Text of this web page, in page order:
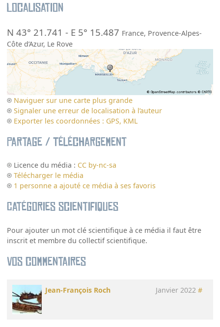
Localisation
N 43° 21.741 - E 5° 15.487 France, Provence-Alpes-
Côte d’Azur, Le Rove
Naviguer sur une carte plus grande
Signaler une erreur de localisation à l’auteur
Exporter les coordonnées : GPS, KML
Partage / Téléchargement
Licence du média : CC by-nc-sa
Télécharger le média
1 personne a ajouté ce média à ses favoris
Catégories scientifiques
Pour ajouter un mot clé scientifique à ce média il faut être
inscrit et membre du collectif scientifique.
Vos commentaires
Jean-François Roch Janvier 2022 #